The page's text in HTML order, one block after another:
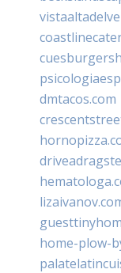
dmtacos.com
home-plow-